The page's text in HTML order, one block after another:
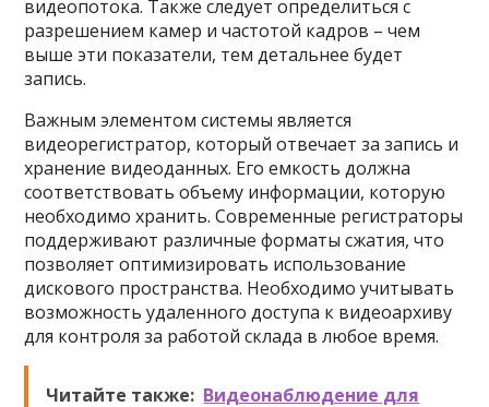
видеопотока. Также следует определиться с
разрешением камер и частотой кадров – чем
выше эти показатели, тем детальнее будет
запись.
Важным элементом системы является
видеорегистратор, который отвечает за запись и
хранение видеоданных. Его емкость должна
соответствовать объему информации, которую
необходимо хранить. Современные регистраторы
поддерживают различные форматы сжатия, что
позволяет оптимизировать использование
дискового пространства. Необходимо учитывать
возможность удаленного доступа к видеоархиву
для контроля за работой склада в любое время.
Читайте также: Видеонаблюдение для